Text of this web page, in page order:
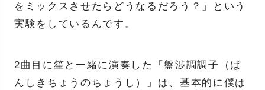
をミックスさせたらどうなるだろう？」という
実験をしているんです。
2曲目に笙と一緒に演奏した「盤渉調調子（ば
んしきちょうのちょうし）」は、基本的に僕は